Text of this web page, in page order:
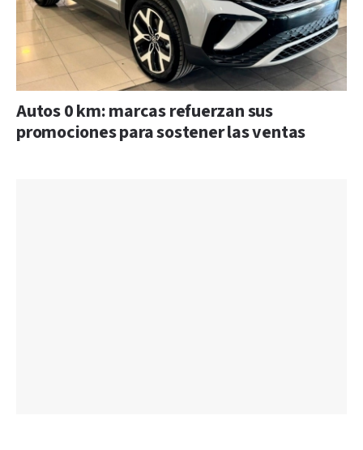
Autos 0 km: marcas refuerzan sus
promociones para sostener las ventas